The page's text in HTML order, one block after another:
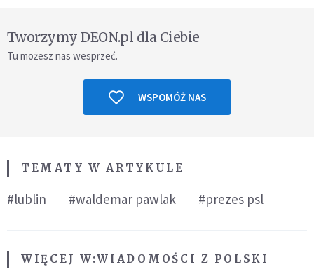
Tworzymy DEON.pl dla Ciebie
Tu możesz nas wesprzeć.
WSPOMÓŻ NAS
TEMATY W ARTYKULE
#lublin #waldemar pawlak #prezes psl
WIĘCEJ W:WIADOMOŚCI Z POLSKI